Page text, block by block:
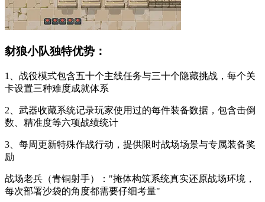
豺狼小队独特优势：
1、战役模式包含五十个主线任务与三十个隐藏挑战，每个关
卡设置三种难度成就体系
2、武器收藏系统记录玩家使用过的每件装备数据，包含击倒
数、精准度等六项战绩统计
3、每周更新特殊作战行动，提供限时战场场景与专属装备奖
励
战场老兵（青铜射手）："掩体构筑系统真实还原战场环境，
每次部署沙袋的角度都需要仔细考量"